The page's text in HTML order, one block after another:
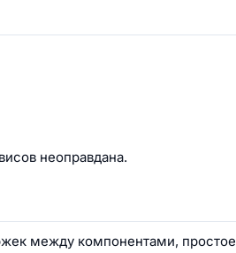
неоправдана.
между компонентами, простое